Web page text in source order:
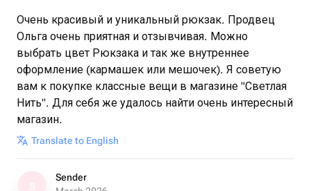
Очень красивый и уникальный рюкзак. Продвец
Ольга очень приятная и отзывчивая. Можно
выбрать цвет Рюкзака и так же внутреннее
оформление (кармашек или мешочек). Я советую
вам к покупке классные вещи в магазине "Светлая
Нить". Для себя же удалось найти очень интересный
магазин.
Translate to English
Sender